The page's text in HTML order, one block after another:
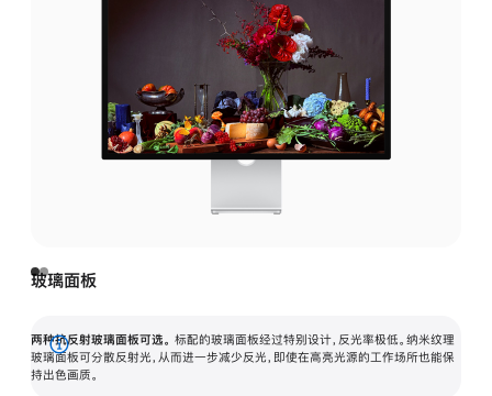
玻璃面板
两种抗反射玻璃面板可选。 标配的玻璃面板经过特别设计，反光率极低。纳米纹理
玻璃面板可分散反射光，从而进一步减少反光，即使在高亮光源的工作场所也能保
持出色画质。
展
开